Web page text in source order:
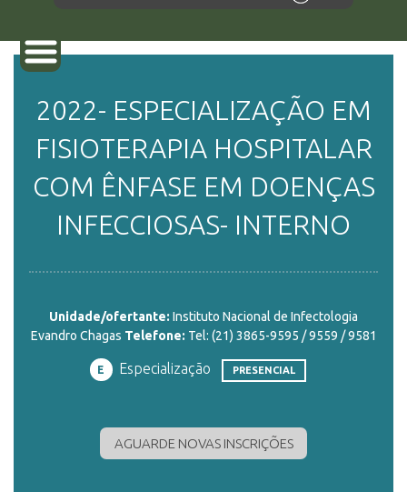
SOBRE
2022- ESPECIALIZAÇÃO EM
FISIOTERAPIA HOSPITALAR
COM ÊNFASE EM DOENÇAS
INFECCIOSAS- INTERNO
Unidade/ofertante: Instituto Nacional de Infectologia
Evandro Chagas Telefone: Tel: (21) 3865-9595 / 9559 / 9581
E Especialização PRESENCIAL
AGUARDE NOVAS INSCRIÇÕES